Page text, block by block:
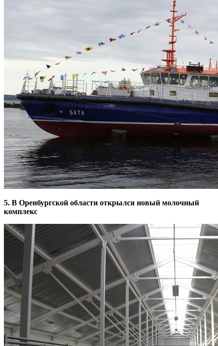
5. В Оренбургской области открылся новый молочный
комплекс